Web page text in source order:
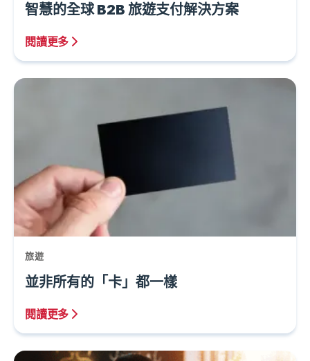
智慧的全球 B2B 旅遊支付解決方案
閱讀更多
旅遊
並非所有的「卡」都一樣
閱讀更多